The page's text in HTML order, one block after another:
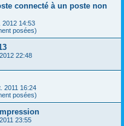
connecté à un poste non
2012 14:53
posées)
22:48
2011 16:24
posées)
23:55